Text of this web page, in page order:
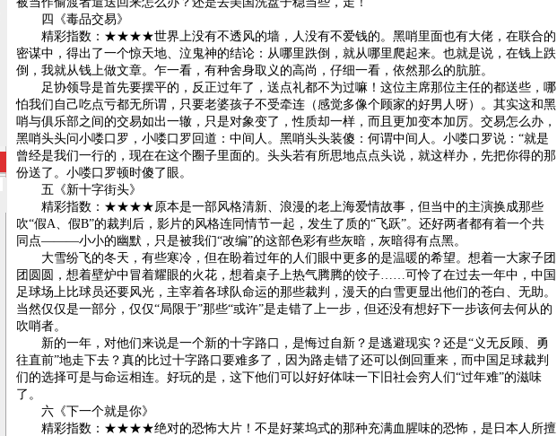
四《毒品交易》
精彩指数：★★★★世界上没有不透风的墙，人没有不爱钱的。黑哨里面也有大佬，在联合的
密谋中，得出了一个惊天地、泣鬼神的结论：从哪里跌倒，就从哪里爬起来。也就是说，在钱上跌
倒，我就从钱上做文章。乍一看，有种舍身取义的高尚，仔细一看，依然那么的肮脏。
足协领导是首先要摆平的，反正过年了，送点礼都不为过嘛！这位主席那位主任的都送些，哪
怕我们自己吃点亏都无所谓，只要老婆孩子不受牵连（感觉多像个顾家的好男人呀）。其实这和黑
哨与俱乐部之间的交易如出一辙，只是对象变了，性质却一样，而且更加变本加厉。交易怎么办，
黑哨头头问小喽口罗，小喽口罗回道：中间人。黑哨头头装傻：何谓中间人。小喽口罗说：“就是
曾经是我们一行的，现在在这个圈子里面的。头头若有所思地点点头说，就这样办，先把你得的那
份送了。小喽口罗顿时傻了眼。
五《新十字街头》
精彩指数：★★★★原本是一部风格清新、浪漫的老上海爱情故事，但当中的主演换成那些
吹“假A、假B”的裁判后，影片的风格连同情节一起，发生了质的“飞跃”。还好两者都有着一个共
同点———小小的幽默，只是被我们“改编”的这部色彩有些灰暗，灰暗得有点黑。
大雪纷飞的冬天，有些寒冷，但在盼着过年的人们眼中更多的是温暖的希望。想着一大家子团
团圆圆，想着壁炉中冒着耀眼的火花，想着桌子上热气腾腾的饺子……可怜了在过去一年中，中国
足球场上比球员还要风光，主宰着各球队命运的那些裁判，漫天的白雪更显出他们的苍白、无助。
当然仅仅是一部分，仅仅“局限于”那些“或许”是走错了上一步，但还没有想好下一步该何去何从的
吹哨者。
新的一年，对他们来说是一个新的十字路口，是悔过自新？是逃避现实？还是“义无反顾、勇
往直前”地走下去？真的比过十字路口要难多了，因为路走错了还可以倒回重来，而中国足球裁判
们的选择可是与命运相连。好玩的是，这下他们可以好好体味一下旧社会穷人们“过年难”的滋味
了。
六《下一个就是你》
精彩指数：★★★★绝对的恐怖大片！不是好莱坞式的那种充满血腥味的恐怖，是日本人所擅